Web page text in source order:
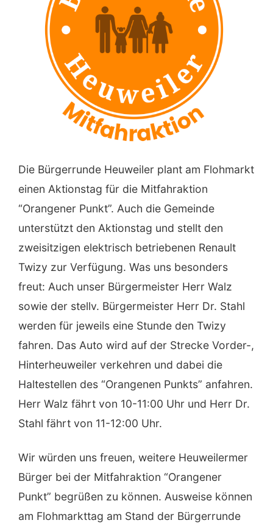
Die Bürgerrunde Heuweiler plant am Flohmarkt
einen Aktionstag für die Mitfahraktion
“Orangener Punkt”. Auch die Gemeinde
unterstützt den Aktionstag und stellt den
zweisitzigen elektrisch betriebenen Renault
Twizy zur Verfügung. Was uns besonders
freut: Auch unser Bürgermeister Herr Walz
sowie der stellv. Bürgermeister Herr Dr. Stahl
werden für jeweils eine Stunde den Twizy
fahren. Das Auto wird auf der Strecke Vorder-,
Hinterheuweiler verkehren und dabei die
Haltestellen des “Orangenen Punkts” anfahren.
Herr Walz fährt von 10-11:00 Uhr und Herr Dr.
Stahl fährt von 11-12:00 Uhr.
Wir würden uns freuen, weitere Heuweilermer
Bürger bei der Mitfahraktion “Orangener
Punkt” begrüßen zu können. Ausweise können
am Flohmarkttag am Stand der Bürgerrunde